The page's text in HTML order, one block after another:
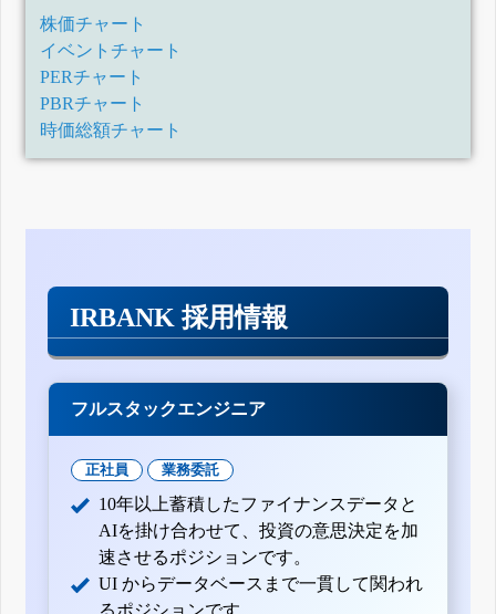
株価チャート
イベントチャート
PERチャート
PBRチャート
時価総額チャート
IRBANK 採用情報
フルスタックエンジニア
正社員 業務委託
10年以上蓄積したファイナンスデータと
AIを掛け合わせて、投資の意思決定を加
速させるポジションです。
UI からデータベースまで一貫して関われ
るポジションです。